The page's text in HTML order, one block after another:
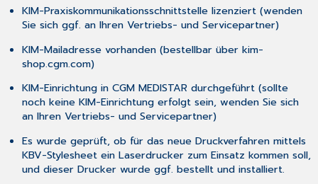
KIM-Praxiskommunikationsschnittstelle lizenziert (wenden
Sie sich ggf. an Ihren Vertriebs- und Servicepartner)
KIM-Mailadresse vorhanden (bestellbar über kim-
shop.cgm.com)
KIM-Einrichtung in CGM MEDISTAR durchgeführt (sollte
noch keine KIM-Einrichtung erfolgt sein, wenden Sie sich
an Ihren Vertriebs- und Servicepartner)
Es wurde geprüft, ob für das neue Druckverfahren mittels
KBV-Stylesheet ein Laserdrucker zum Einsatz kommen soll,
und dieser Drucker wurde ggf. bestellt und installiert.